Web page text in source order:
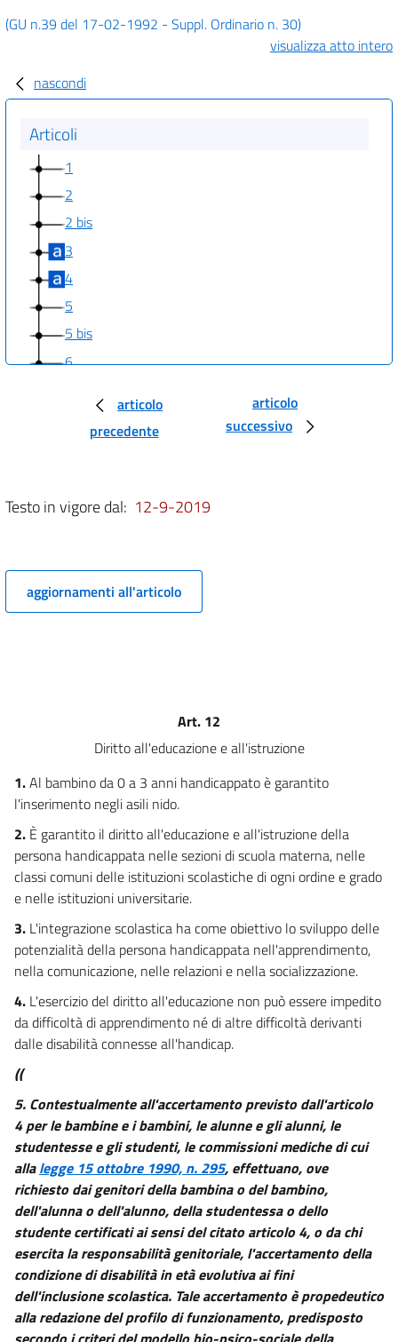
(GU n.39 del 17-02-1992 - Suppl. Ordinario n. 30)
visualizza atto intero
nascondi
Articoli
1
2
2 bis
3
4
5
5 bis
6
11
15
21
22
23
24
25
27
28
29
30
31
33
34
35
36
37
38
39
40
41
articolo
precedente
articolo
successivo
Testo in vigore dal: 12-9-2019
aggiornamenti all'articolo
Art. 12
Diritto all'educazione e all'istruzione
1.Al bambino da 0 a 3 anni handicappato è garantito
l'inserimento negli asili nido.
2. È garantito il diritto all'educazione e all'istruzione della
persona handicappata nelle sezioni di scuola materna, nelle
classi comuni delle istituzioni scolastiche di ogni ordine e grado
e nelle istituzioni universitarie.
3. L'integrazione scolastica ha come obiettivo lo sviluppo delle
potenzialità della persona handicappata nell'apprendimento,
nella comunicazione, nelle relazioni e nella socializzazione.
4. L'esercizio del diritto all'educazione non può essere impedito
da difficoltà di apprendimento né di altre difficoltà derivanti
dalle disabilità connesse all'handicap.
((
5. Contestualmente all'accertamento previsto dall'articolo
4 per le bambine e i bambini, le alunne e gli alunni, le
studentesse e gli studenti, le commissioni mediche di cui
allalegge 15 ottobre 1990, n. 295, effettuano, ove
richiesto dai genitori della bambina o del bambino,
dell'alunna o dell'alunno, della studentessa o dello
studente certificati ai sensi del citato articolo 4, o da chi
esercita la responsabilità genitoriale, l'accertamento della
condizione di disabilità in età evolutiva ai fini
dell'inclusione scolastica. Tale accertamento è propedeutico
alla redazione del profilo di funzionamento, predisposto